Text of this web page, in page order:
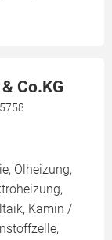
Co.KG
Ölheizung,
Kamin /